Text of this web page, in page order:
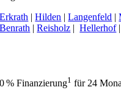
Erkrath |Hilden |Langenfeld |
Benrath |Reisholz |Hellerhof
0 % Finanzierung1 für 24